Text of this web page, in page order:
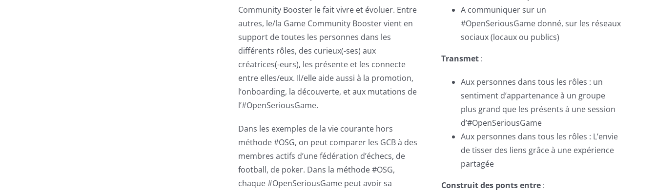
Community Booster le fait vivre et évoluer. Entre
autres, le/la Game Community Booster vient en
support de toutes les personnes dans les
différents rôles, des curieux(-ses) aux
créatrices(-eurs), les présente et les connecte
entre elles/eux. Il/elle aide aussi à la promotion,
l’onboarding, la découverte, et aux mutations de
l’#OpenSeriousGame.
Dans les exemples de la vie courante hors
méthode #OSG, on peut comparer les GCB à des
membres actifs d’une fédération d’échecs, de
football, de poker. Dans la méthode #OSG,
chaque #OpenSeriousGame peut avoir sa
A communiquer sur un
#OpenSeriousGame donné, sur les réseaux
sociaux (locaux ou publics)
Transmet :
Aux personnes dans tous les rôles : un
sentiment d’appartenance à un groupe
plus grand que les présents à une session
d’#OpenSeriousGame
Aux personnes dans tous les rôles : L’envie
de tisser des liens grâce à une expérience
partagée
Construit des ponts entre :